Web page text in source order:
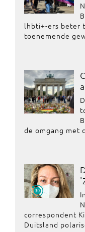
lhbti+-ers beter
toenemende
de omgang met
correspondent
Duitsland